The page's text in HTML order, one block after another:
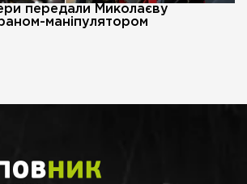
передали Миколаєву
маніпулятором